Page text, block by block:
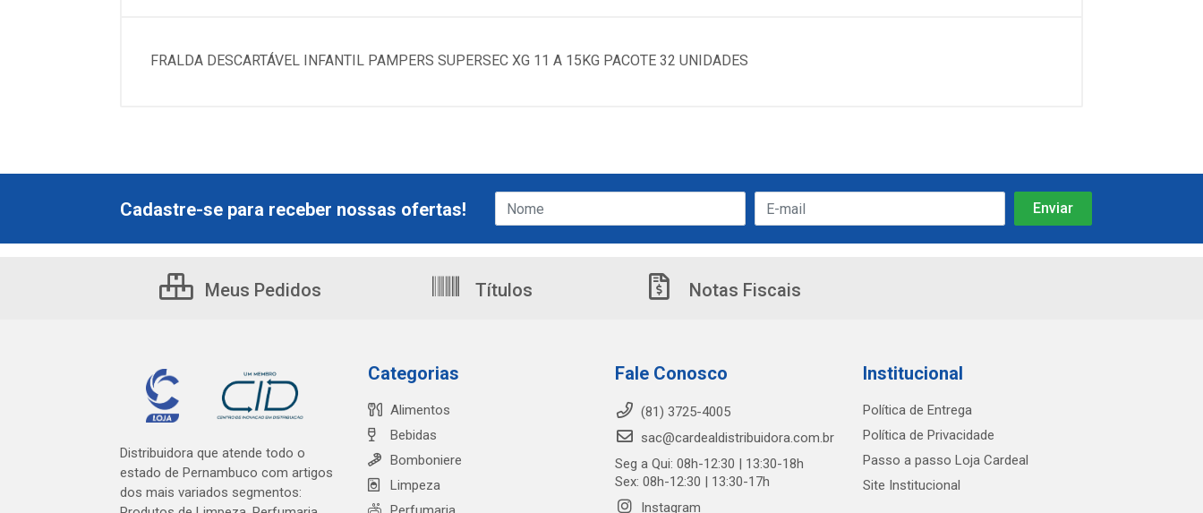
FRALDA DESCARTÁVEL INFANTIL PAMPERS SUPERSEC XG 11 A 15KG PACOTE 32 UNIDADES
Cadastre-se para receber nossas ofertas!
Meus Pedidos Títulos Notas Fiscais
Distribuidora que atende todo o
estado de Pernambuco com artigos
dos mais variados segmentos:
Categorias
Alimentos
Bebidas
Bomboniere
Limpeza
Fale Conosco
(81) 3725-4005
sac@cardealdistribuidora.com.br
Seg a Qui: 08h-12:30 | 13:30-18h
Sex: 08h-12:30 | 13:30-17h
Instagram
Institucional
Política de Entrega
Política de Privacidade
Passo a passo Loja Cardeal
Site Institucional